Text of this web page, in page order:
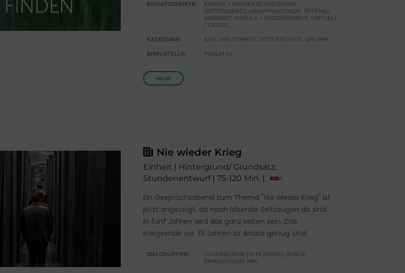
EINSATZGEBIETE:
EVENTS + PROJEKTE, FREIZEITEN,
GOTTESDIENST, GRUPPENSTUNDE, OFFENES
ANGEBOT, SCHULE + JUGENDARBEIT, VIRTUELL
/ DIGITAL
KATEGORIE: EJW, WELTDIENST, JETZT REICHT'S!, GRUPPE
BIBELSTELLE: PSALM 34
MEHR
Nie wieder Krieg
Einheit | Hintergrund/ Grundsatz,
Stundenentwurf | 75-120 Min. |
Ein Gesprächsabend zum Thema "Nie wieder Krieg" ist
jetzt angezeigt, da noch lebende Zeitzeugen da sind.
In fünf Jahren wird das ganz selten sein. Das
Kriegsende vor 75 Jahren ist Anlass genug. Und
ZIELGRUPPEN:
JUGENDLICHE (15-19 JAHRE), JUNGE
ERWACHSENE (18+)